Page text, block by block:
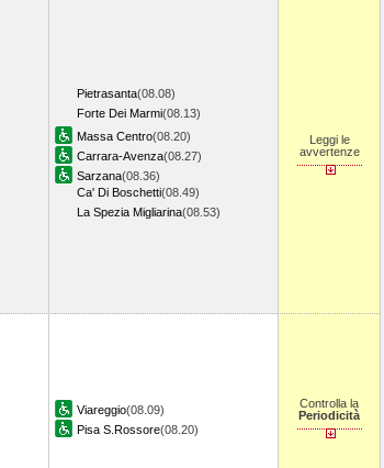
Pietrasanta(08.08)
Forte Dei Marmi(08.13)
Massa Centro(08.20)
Carrara-Avenza(08.27)
Sarzana(08.36)
Ca' Di Boschetti(08.49)
La Spezia Migliarina(08.53)
Leggi le
avvertenze
Viareggio(08.09)
Pisa S.Rossore(08.20)
Controlla la
Periodicità